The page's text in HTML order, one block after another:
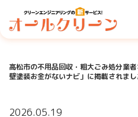
高松市の不用品回収・粗大ごみ処分業
壁塗装お金がないナビ」に掲載されまし
2026.05.19